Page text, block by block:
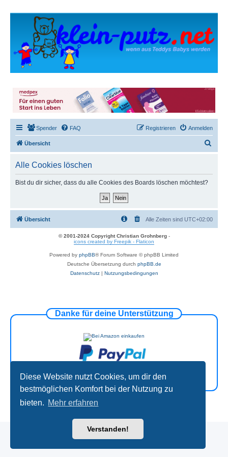
Diese Website nutzt Cookies, um dir den
bestmöglichen Komfort bei der Nutzung zu
bieten. Mehr erfahren
Verstanden!
Spender FAQ Anmelden
Registrieren
Übersicht
Alle Cookies löschen
Bist du dir sicher, dass du alle Cookies des Boards löschen möchtest?
Übersicht Alle Zeiten sind UTC+02:00
© 2001-2024 Copyright Christian Grohnberg-
icons created by Freepik - Flaticon
Powered by phpBB® Forum Software © phpBB Limited
Deutsche Übersetzung durch phpBB.de
Datenschutz| Nutzungsbedingungen
Danke für deine Unterstützung